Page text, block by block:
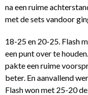
na een ruime
met de sets vandoor
18-25 en 20-25. Flash
een punt over te
pakte een ruime
beter. En aanvallend
Flash won met 25-20